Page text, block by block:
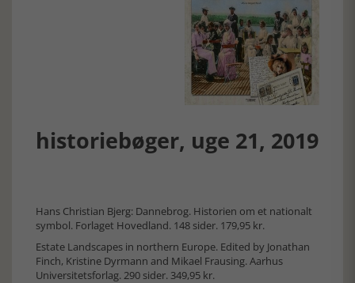
historiebøger, uge 21, 2019
Hans Christian Bjerg: Dannebrog. Historien om et nationalt
symbol. Forlaget Hovedland. 148 sider. 179,95 kr.
Estate Landscapes in northern Europe. Edited by Jonathan
Finch, Kristine Dyrmann and Mikael Frausing. Aarhus
Universitetsforlag. 290 sider. 349,95 kr.